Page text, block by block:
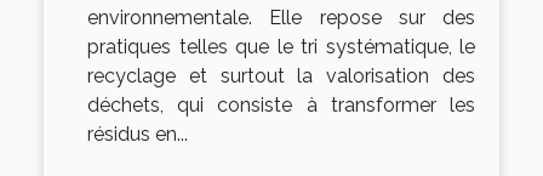
environnementale. Elle repose sur des
pratiques telles que le tri systématique, le
recyclage et surtout la valorisation des
déchets, qui consiste à transformer les
résidus en...